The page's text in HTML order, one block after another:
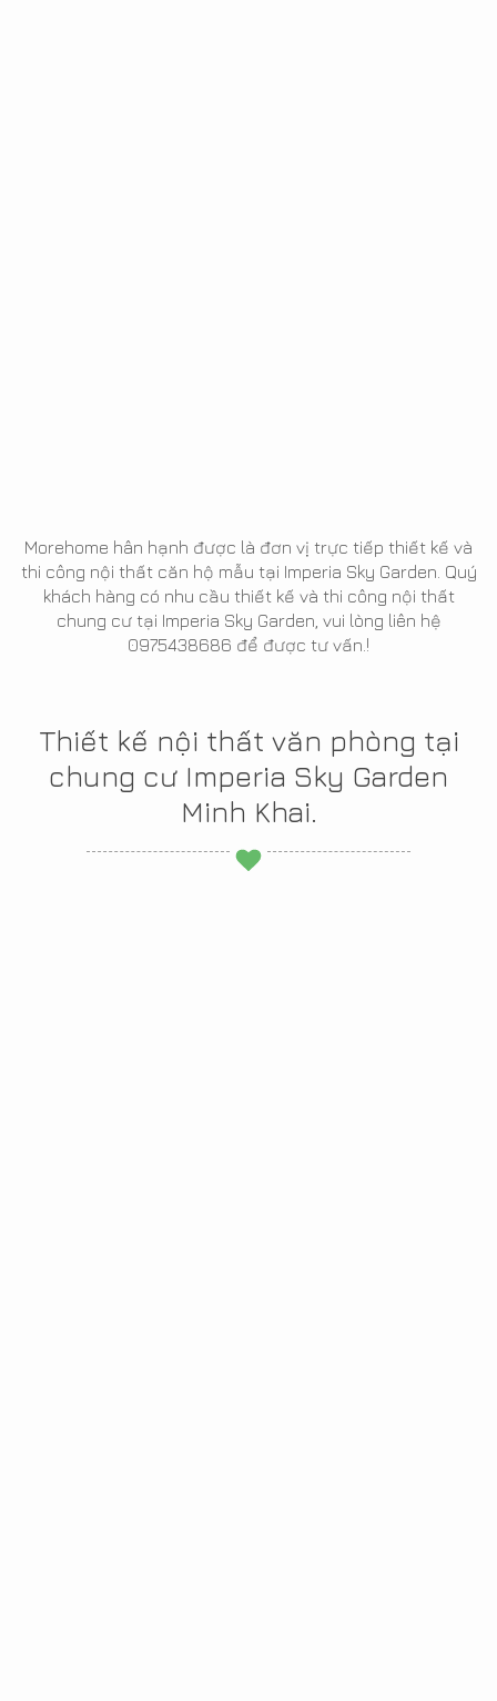
Morehome hân hạnh được là đơn vị trực tiếp thiết kế và
thi công nội thất căn hộ mẫu tại Imperia Sky Garden. Quý
khách hàng có nhu cầu thiết kế và thi công nội thất
chung cư tại Imperia Sky Garden, vui lòng liên hệ
0975438686 để được tư vấn.!
Thiết kế nội thất văn phòng tại
chung cư Imperia Sky Garden
Minh Khai.